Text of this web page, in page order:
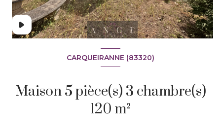
CARQUEIRANNE (83320)
Maison 5 pièce(s) 3 chambre(s)
120 m²